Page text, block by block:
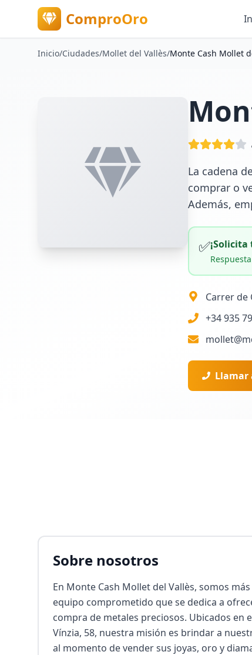
ComproOro
Inicio/Ciudades/Mollet del Vallès/Monte Cash Mollet
La cadena
comprar o
Además,
✅¡Solicita
Carrer de
+34 935
Llamar
Sobre nosotros
En Monte Cash Mollet del Vallès, somos
equipo comprometido que se dedica a
compra de metales preciosos. Ubicados en
Vínzia, 58, nuestra misión es brindar a
al momento de vender sus joyas, oro y